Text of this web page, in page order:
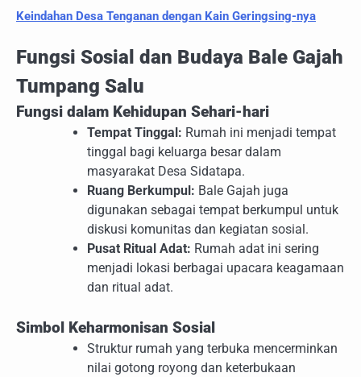
Keindahan Desa Tenganan dengan Kain Geringsing-nya
Fungsi Sosial dan Budaya Bale Gajah
Tumpang Salu
Fungsi dalam Kehidupan Sehari-hari
Tempat Tinggal: Rumah ini menjadi tempat
tinggal bagi keluarga besar dalam
masyarakat Desa Sidatapa.
Ruang Berkumpul: Bale Gajah juga
digunakan sebagai tempat berkumpul untuk
diskusi komunitas dan kegiatan sosial.
Pusat Ritual Adat: Rumah adat ini sering
menjadi lokasi berbagai upacara keagamaan
dan ritual adat.
Simbol Keharmonisan Sosial
Struktur rumah yang terbuka mencerminkan
nilai gotong royong dan keterbukaan